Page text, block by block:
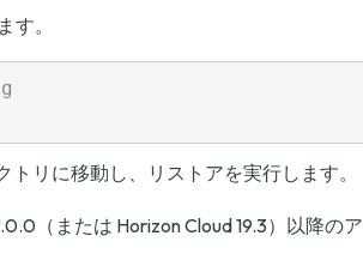
す。
リに移動し、リストアを実行します。
（または Horizon Cloud 19.3）以降のア